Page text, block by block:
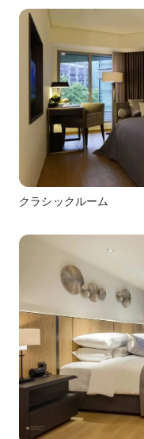
クラシックルーム